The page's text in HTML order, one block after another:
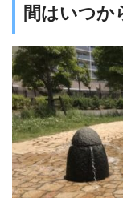
間はいつか